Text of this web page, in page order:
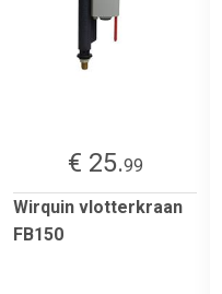
€ 25.99
Wirquin vlotterkraan
FB150